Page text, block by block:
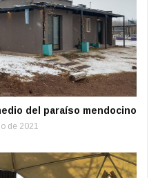
del paraíso mendocino
de 2021